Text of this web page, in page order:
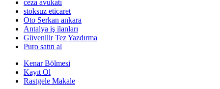
ceza avukatı
stoksuz eticaret
Oto Serkan ankara
Antalya iş ilanları
Güvenilir Tez Yazdırma
Puro satın al
Kenar Bölmesi
Kayıt Ol
Rastgele Makale